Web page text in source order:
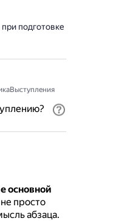
подготовке
основной
просто
абзаца.